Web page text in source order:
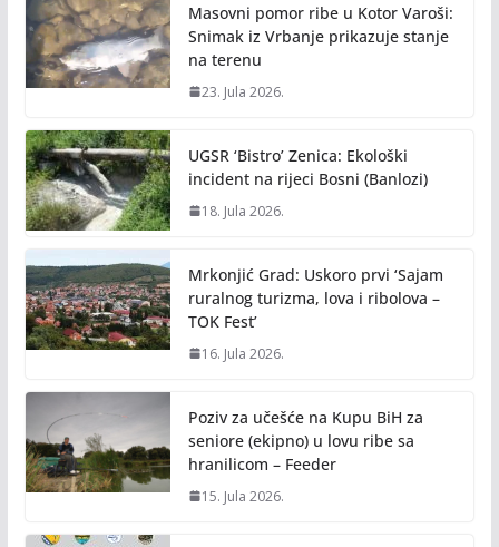
Masovni pomor ribe u Kotor Varoši:
Snimak iz Vrbanje prikazuje stanje
na terenu
23. Jula 2026.
UGSR ‘Bistro’ Zenica: Ekološki
incident na rijeci Bosni (Banlozi)
18. Jula 2026.
Mrkonjić Grad: Uskoro prvi ‘Sajam
ruralnog turizma, lova i ribolova –
TOK Fest’
16. Jula 2026.
Poziv za učešće na Kupu BiH za
seniore (ekipno) u lovu ribe sa
hranilicom – Feeder
15. Jula 2026.